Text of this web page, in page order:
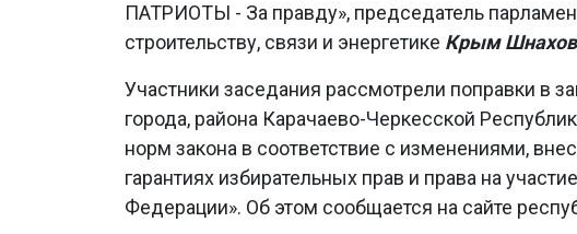
ПАТРИОТЫ - За правду», председатель
строительству, связи и энергетике Крым
Участники заседания рассмотрели поправки в
города, района Карачаево-Черкесской
норм закона в соответствие с изменениями,
гарантиях избирательных прав и права на
Федерации». Об этом сообщается на сайте